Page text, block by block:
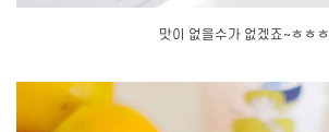
맛이 없을수가 없겠죠~ㅎㅎㅎ